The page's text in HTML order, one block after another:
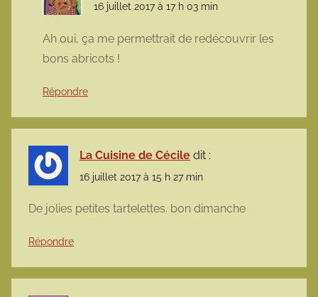
16 juillet 2017 à 17 h 03 min
Ah oui, ça me permettrait de redécouvrir les
bons abricots !
Répondre
La Cuisine de Cécile dit :
16 juillet 2017 à 15 h 27 min
De jolies petites tartelettes. bon dimanche
Répondre